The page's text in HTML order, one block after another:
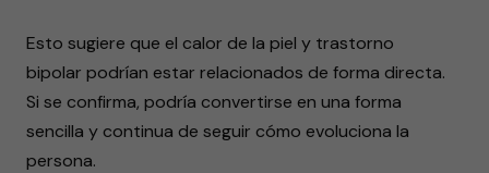
Esto sugiere que el calor de la piel y trastorno
bipolar podrían estar relacionados de forma directa.
Si se confirma, podría convertirse en una forma
sencilla y continua de seguir cómo evoluciona la
persona.